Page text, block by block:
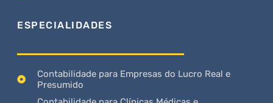
ESPECIALIDADES
Contabilidade para Empresas do Lucro Real e
Presumido